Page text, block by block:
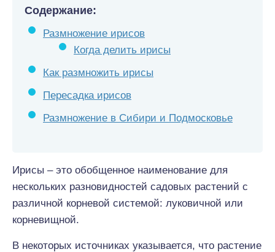
Содержание:
Размножение ирисов
Когда делить ирисы
Как размножить ирисы
Пересадка ирисов
Размножение в Сибири и Подмосковье
Ирисы – это обобщенное наименование для
нескольких разновидностей садовых растений с
различной корневой системой: луковичной или
корневищной.
В некоторых источниках указывается, что растение